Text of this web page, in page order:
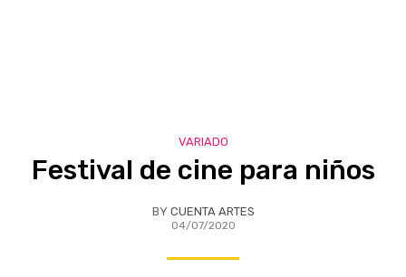
VARIADO
Festival de cine para niños
BY CUENTA ARTES
04/07/2020